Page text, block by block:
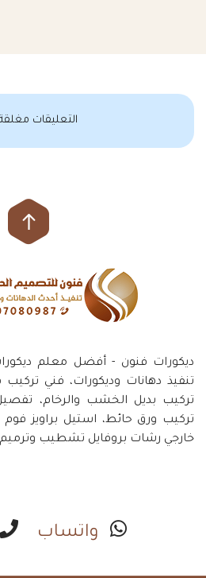
التعليقات
ديكورات فنون - أفضل معلم
تنفيذ دهانات وديكورات، فني
تركيب بديل الخشب والرخام،
تركيب ورق حائط، استيل براويز فوم
خارجي رشات بروفايل تشطيب وترميم
واتساب